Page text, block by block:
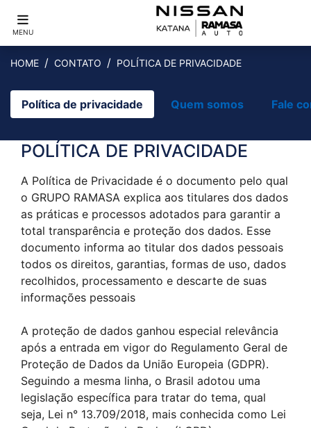
MENU
HOME CONTATO POLÍTICA DE PRIVACIDADE
Quem somos Fale
Política de privacidade
POLÍTICA DE PRIVACIDADE
A Política de Privacidade é o documento pelo qual
o GRUPO RAMASA explica aos titulares dos dados
as práticas e processos adotados para garantir a
total transparência e proteção dos dados. Esse
documento informa ao titular dos dados pessoais
todos os direitos, garantias, formas de uso, dados
recolhidos, processamento e descarte de suas
informações pessoais
A proteção de dados ganhou especial relevância
após a entrada em vigor do Regulamento Geral de
Proteção de Dados da União Europeia (GDPR).
Seguindo a mesma linha, o Brasil adotou uma
legislação específica para tratar do tema, qual
seja, Lei n° 13.709/2018, mais conhecida como Lei